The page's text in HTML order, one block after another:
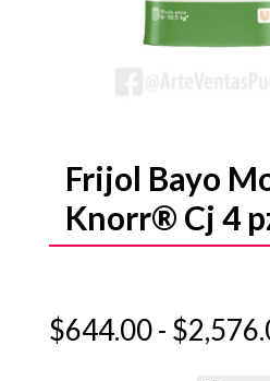
Frijol Bayo
Knorr® Cj 4
$644.00- $